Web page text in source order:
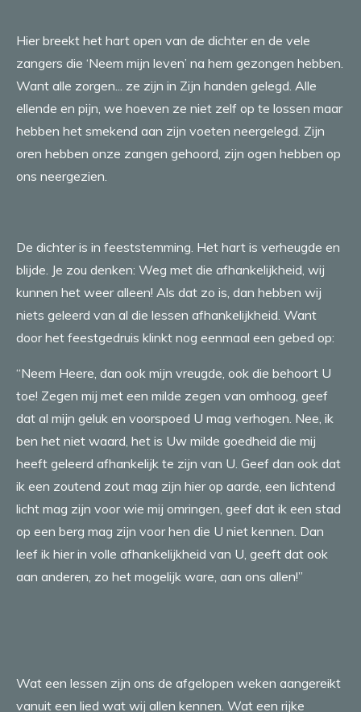
Hier breekt het hart open van de dichter en de vele
zangers die ‘Neem mijn leven’ na hem gezongen hebben.
Want alle zorgen... ze zijn in Zijn handen gelegd. Alle
ellende en pijn, we hoeven ze niet zelf op te lossen maar
hebben het smekend aan zijn voeten neergelegd. Zijn
oren hebben onze zangen gehoord, zijn ogen hebben op
ons neergezien.
De dichter is in feeststemming. Het hart is verheugde en
blijde. Je zou denken: Weg met die afhankelijkheid, wij
kunnen het weer alleen! Als dat zo is, dan hebben wij
niets geleerd van al die lessen afhankelijkheid. Want
door het feestgedruis klinkt nog eenmaal een gebed op:
“Neem Heere, dan ook mijn vreugde, ook die behoort U
toe! Zegen mij met een milde zegen van omhoog, geef
dat al mijn geluk en voorspoed U mag verhogen. Nee, ik
ben het niet waard, het is Uw milde goedheid die mij
heeft geleerd afhankelijk te zijn van U. Geef dan ook dat
ik een zoutend zout mag zijn hier op aarde, een lichtend
licht mag zijn voor wie mij omringen, geef dat ik een stad
op een berg mag zijn voor hen die U niet kennen. Dan
leef ik hier in volle afhankelijkheid van U, geeft dat ook
aan anderen, zo het mogelijk ware, aan ons allen!”
Wat een lessen zijn ons de afgelopen weken aangereikt
vanuit een lied wat wij allen kennen. Wat een rijke